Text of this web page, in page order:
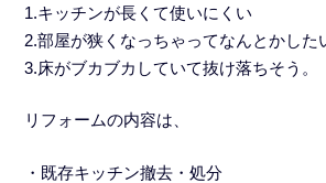
1.キッチンが長くて使いにくい
2.部屋が狭くなっちゃってなんとかした
3.床がブカブカしていて抜け落ちそう。
リフォームの内容は、
・既存キッチン撤去・処分